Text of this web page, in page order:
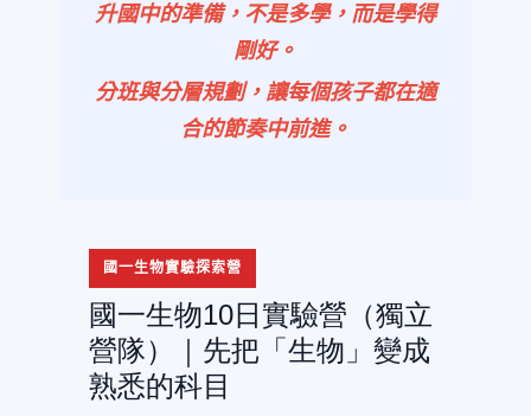
升國中的準備，不是多學，而是學得
剛好。
分班與分層規劃，讓每個孩子都在適
合的節奏中前進。
國一生物實驗探索營
國一生物10日實驗營（獨立
營隊）｜先把「生物」變成
熟悉的科目